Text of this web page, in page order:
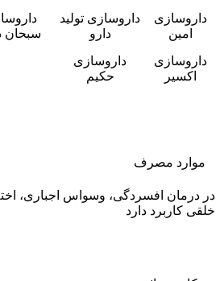
داروسازی
امین
داروسازی تولید
دارو
سبحان
داروسازی
اکسیر
داروسازی
حکیم
موارد مصرف
در درمان افسردگی، وسواس اجباری،
خلقی کاربرد دارد